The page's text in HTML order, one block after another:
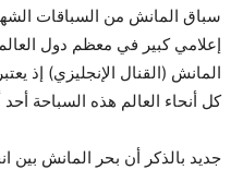
سباق المانش من السباقات
إعلامي كبير في معظم دول
المانش (القنال الإنجليزي) إذ
كل أنحاء العالم هذه السباحة أحد
جديد بالذكر أن بحر المانش بين